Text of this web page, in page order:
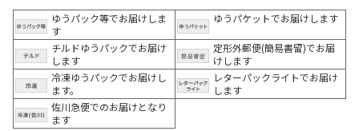
ゆうパック等でお届けしま
す
ゆうパケットでお届けします
チルドゆうパックでお届け
します
定形外郵便(簡易書留)でお届
けします
冷凍ゆうパックでお届けし
ます。
レターパックライトでお届け
します
佐川急便でのお届けとなり
ます